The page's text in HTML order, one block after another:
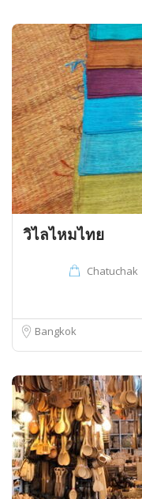
วิไลไหมไทย
Chatuchak
Bangkok